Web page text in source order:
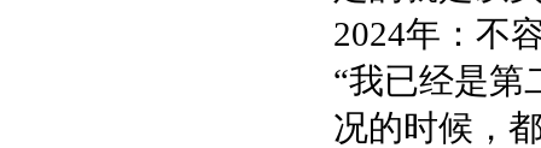
2024年：不
“我已经是第
况的时候，